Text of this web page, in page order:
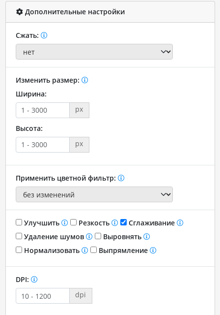
Дополнительные настройки
Сжать:
Изменить размер:
Ширина:
px
Высота:
px
Применить цветной фильтр:
Улучшить Резкость
Сглаживание
Удаление шумов
Выровнять
Нормализовать
Выпрямление
DPI:
dpi